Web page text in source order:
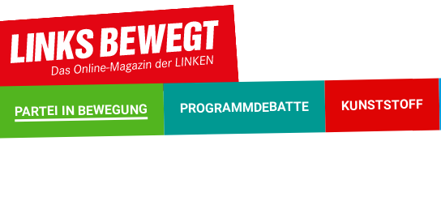
PARTEI IN BEWEGUNG PROGRAMMDEBATTE KUNSTSTOFF